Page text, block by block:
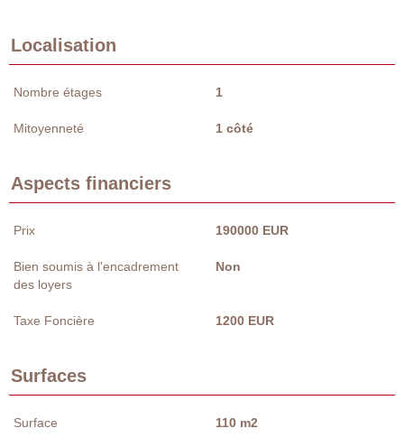
Localisation
Nombre étages 1
Mitoyenneté 1 côté
Aspects financiers
Prix 190000 EUR
Bien soumis à l'encadrement
des loyers
Non
Taxe Foncière 1200 EUR
Surfaces
Surface 110 m2